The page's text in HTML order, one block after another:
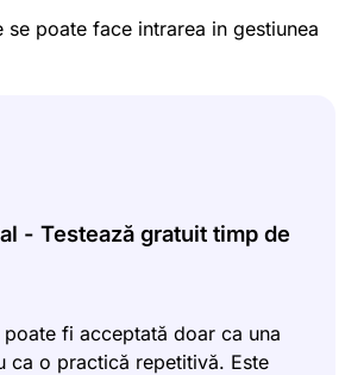
se poate face intrarea in gestiunea
- Testează gratuit timp de
poate fi acceptată doar ca una
ca o practică repetitivă. Este